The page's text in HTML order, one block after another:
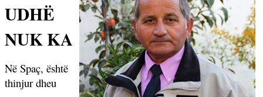
UDHË
NUK KA
Në Spaç, është
thinjur dheu